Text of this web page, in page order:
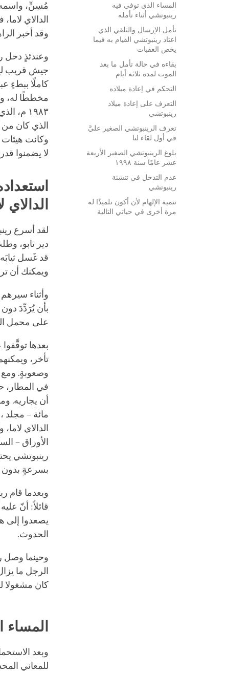
المساء الذي توفى فيه
رينبوتشي أثناء تأمله
تأمل الإرسال والتلقي الذي
اعتاد رينبوتشي القيام به فيما
يخص العقبات
بقاءه في حالة تأمل ما بعد
الموت لمدة ثلاثة أيام
التحكم في إعادة ميلاده
التعرف على إعادة ميلاد
رينبوتشي
تعرف الرينبوتشي الصغير عليَّ
في أول لقاء لنا
بلوغ الرينبوتشي الصغير الأربعة
عشر عامًا سنة ١٩٩٨
عدم التدخل في تنشئة
رينبوتشي
تنمية الإلهام لأن أكون تلميذًا له
مرة أخرى في حياتي التالية
مُسِنٍّ، واسمه
الدالاي
وقد أخبر
وعندئذٍ دخل
جيش قريب
كاملًا ببطءٍ
١٩٨٣
الذي كان من
وكانت
لا يضمنوا
الدالاي
لقد أسرع
دير تابو،
قد غَسل
ويمكنك أن
وأثناء
بأن يُرَدِّدَ
على محمل
بعدها
تأخر،
وصعوبةٍ. ومع
في المطار،
أن يجاريه.
مائة – مجلد
الدالاي
الأوراق –
رينبوتشي
بسرعةٍ بدون
وبعدما قام
قائلاً: أنّ
يصعدوا إلى
الحدوث.
وحينما وصل
الرجل ما
كان مشغولا
المساء
وبعد
للمعاني